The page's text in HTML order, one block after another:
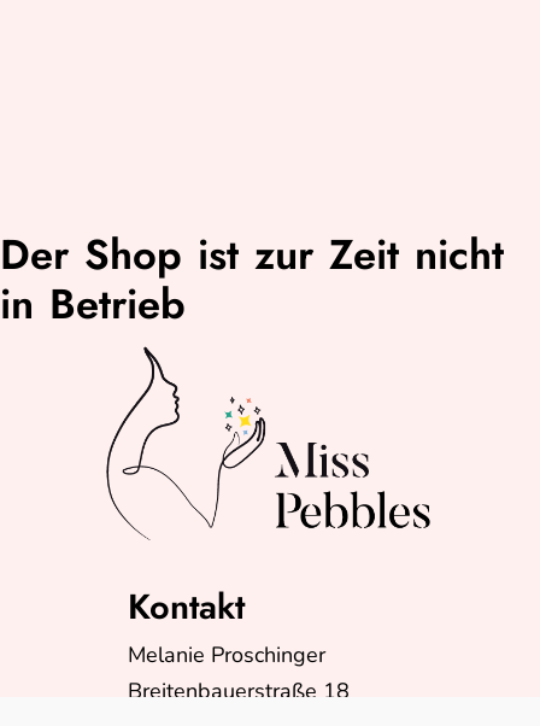
Der Shop ist zur Zeit nicht
in Betrieb
Kontakt
Melanie Proschinger
Breitenbauerstraße 18